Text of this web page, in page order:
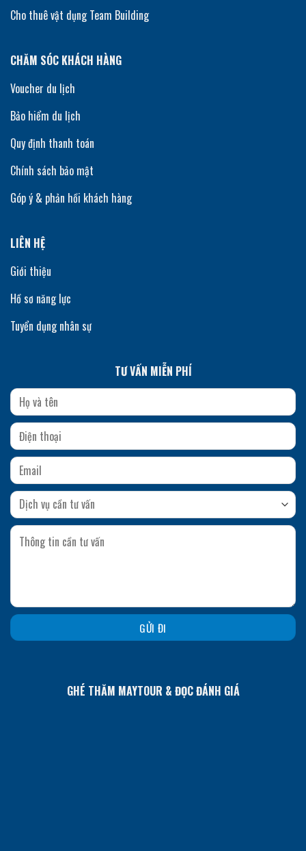
Cho thuê vật dụng Team Building
CHĂM SÓC KHÁCH HÀNG
Voucher du lịch
Bảo hiểm du lịch
Quy định thanh toán
Chính sách bảo mật
Góp ý & phản hồi khách hàng
LIÊN HỆ
Giới thiệu
Hồ sơ năng lực
Tuyển dụng nhân sự
TƯ VẤN MIỄN PHÍ
GHÉ THĂM MAYTOUR & ĐỌC ĐÁNH GIÁ